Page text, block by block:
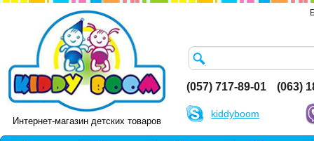
Интернет-магазин детских товаров
(057) 717-89-01 (063)
kiddyboom